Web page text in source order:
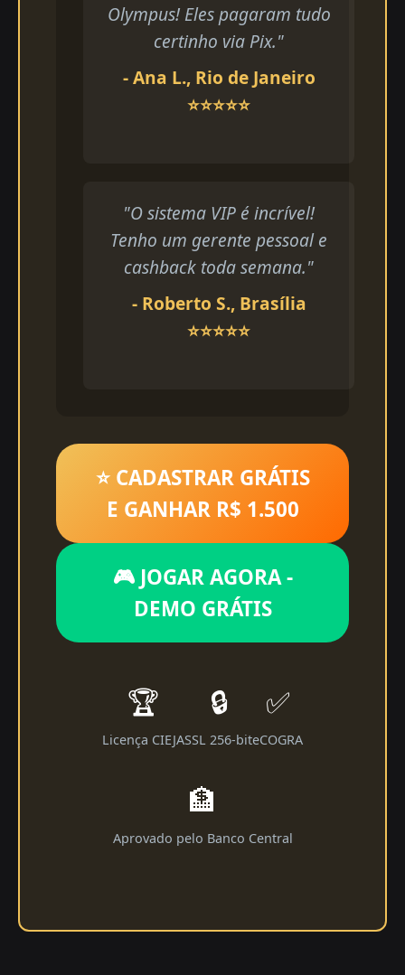
Olympus! Eles pagaram tudo
certinho via Pix."
- Ana L., Rio de Janeiro
⭐⭐⭐⭐⭐
"O sistema VIP é incrível!
Tenho um gerente pessoal e
cashback toda semana."
- Roberto S., Brasília
⭐⭐⭐⭐⭐
⭐ CADASTRAR GRÁTIS
E GANHAR R$ 1.500
🎮 JOGAR AGORA -
DEMO GRÁTIS
🏆
Licença CIEJA
🔒
SSL 256-bit
✅
eCOGRA
🏦
Aprovado pelo Banco Central